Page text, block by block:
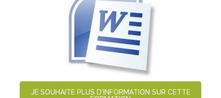
JE SOUHAITE PLUS D'INFORMATION SUR CETTE